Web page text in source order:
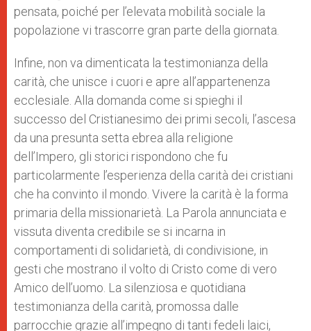
pensata, poiché per l’elevata mobilità sociale la
popolazione vi trascorre gran parte della giornata.
Infine, non va dimenticata la testimonianza della
carità, che unisce i cuori e apre all’appartenenza
ecclesiale. Alla domanda come si spieghi il
successo del Cristianesimo dei primi secoli, l’ascesa
da una presunta setta ebrea alla religione
dell’Impero, gli storici rispondono che fu
particolarmente l’esperienza della carità dei cristiani
che ha convinto il mondo. Vivere la carità è la forma
primaria della missionarietà. La Parola annunciata e
vissuta diventa credibile se si incarna in
comportamenti di solidarietà, di condivisione, in
gesti che mostrano il volto di Cristo come di vero
Amico dell’uomo. La silenziosa e quotidiana
testimonianza della carità, promossa dalle
parrocchie grazie all’impegno di tanti fedeli laici,